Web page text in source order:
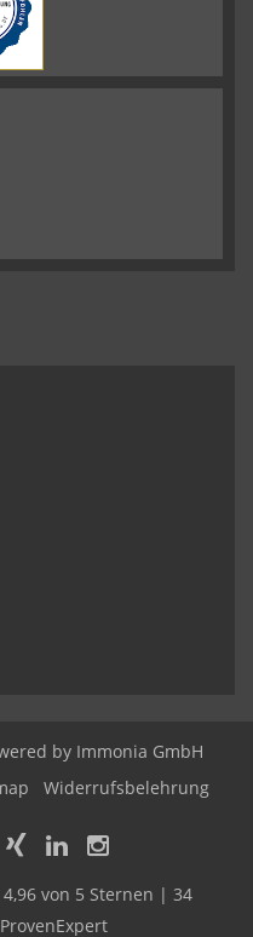
by Immonia GmbH
Widerrufsbelehrung
4,96 von 5 Sternen | 34